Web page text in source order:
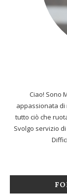
Ciao! Sono
appassionata di
tutto ciò che
Svolgo servizio